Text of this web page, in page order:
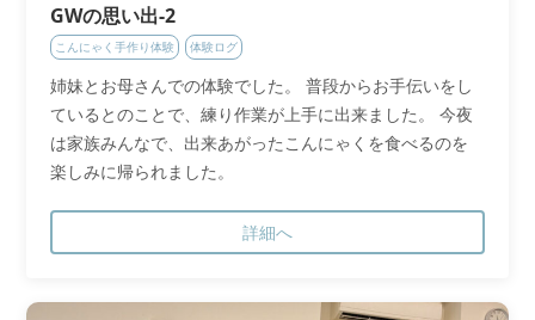
GWの思い出-2
こんにゃく手作り体験 体験ログ
姉妹とお母さんでの体験でした。 普段からお手伝いをし
ているとのことで、練り作業が上手に出来ました。 今夜
は家族みんなで、出来あがったこんにゃくを食べるのを
楽しみに帰られました。
詳細へ